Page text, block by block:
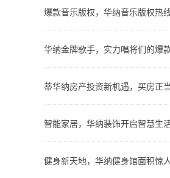
蒂华纳房产投资新机遇，买房正当
智能家居，华纳装饰开启智慧生
健身新天地，华纳健身馆面积惊人